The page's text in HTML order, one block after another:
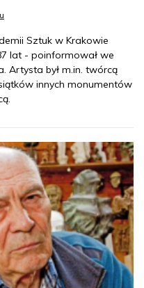
Sztuk w Krakowie
lat - poinformował we
Artysta był m.in. twórcą
innych monumentów